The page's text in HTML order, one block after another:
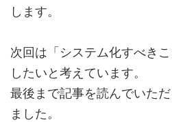
します。
次回は「システム化すべき
したいと考えています。
最後まで記事を読んでいた
ました。